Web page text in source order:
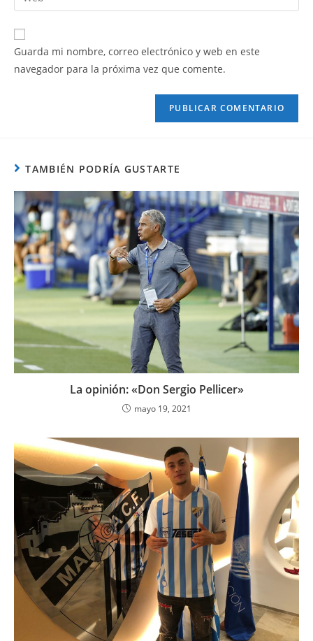
Guarda mi nombre, correo electrónico y web en este
navegador para la próxima vez que comente.
TAMBIÉN PODRÍA GUSTARTE
La opinión: «Don Sergio Pellicer»
mayo 19, 2021